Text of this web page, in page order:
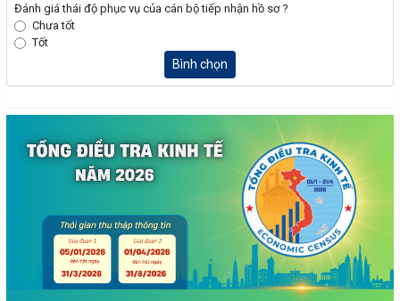
Đánh giá thái độ phục vụ của cán bộ tiếp nhận hồ sơ ?
Chưa tốt
Tốt
Bình chọn